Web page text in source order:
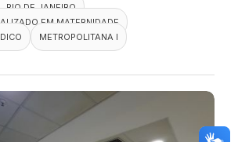
RIO DE JANEIRO
EM MATERNIDADE
METROPOLITANA I